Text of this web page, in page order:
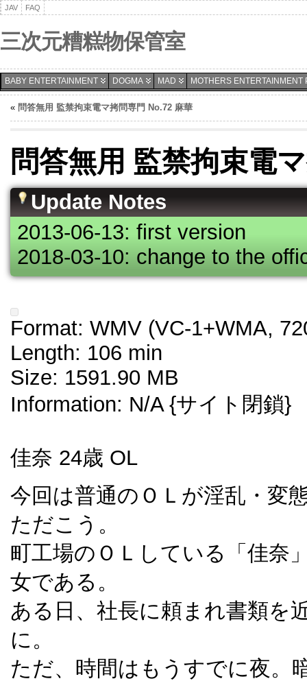
JAV FAQ
三次元糟糕物保管室
BABY ENTERTAINMENT DOGMA MAD MOTHERS ENTERTAINMENT
« 問答無用 監禁拘束電マ拷問専門 No.72 麻華
問答無用 監禁拘束電
Update Notes
2013-06-13: first version
2018-03-10: change to the
Format: WMV (VC-1+WMA,
Length: 106 min
Size: 1591.90 MB
Information: N/A {サイト閉鎖}
佳奈 24歳 OL
今回は普通のＯＬが淫乱・変
ただこう。
町工場のＯＬしている「佳奈
女である。
ある日、社長に頼まれ書類を
に。
ただ、時間はもうすでに夜。